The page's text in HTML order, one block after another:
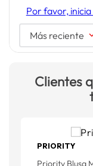
Por favor,
Más reciente
Clientes
PRIORITY